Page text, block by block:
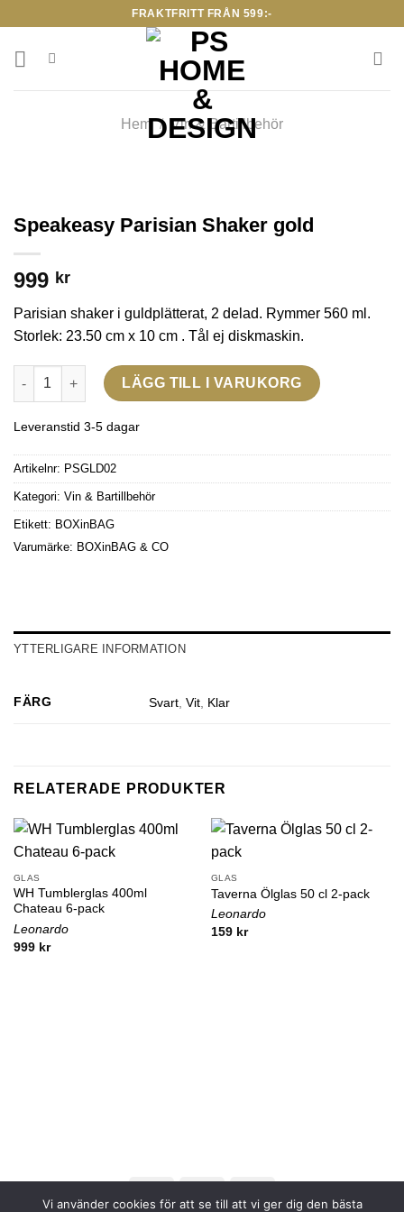
content
FRAKTFRITT FRÅN 599:-
Hem / Vin & Bartillbehör
Speakeasy Parisian Shaker gold
999 kr
Parisian shaker i guldplätterat, 2 delad. Rymmer 560 ml.
Storlek: 23.50 cm x 10 cm . Tål ej diskmaskin.
Speakeasy Parisian Shaker gold mängd
LÄGG TILL I VARUKORG
Leveranstid 3-5 dagar
Artikelnr: PSGLD02
Kategori: Vin & Bartillbehör
Etikett: BOXinBAG
Varumärke: BOXinBAG & CO
YTTERLIGARE INFORMATION
FÄRG Svart,Vit, Klar
RELATERADE PRODUKTER
GLAS
WH Tumblerglas 400ml
Chateau 6-pack
Leonardo
999 kr
GLAS
Taverna Ölglas 50 cl 2-pack
Leonardo
159 kr
Vi använder cookies för att se till att vi ger dig den bästa